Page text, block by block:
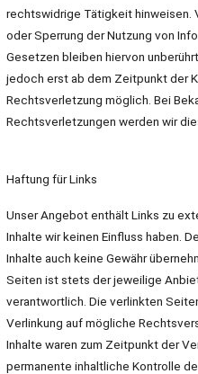
rechtswidrige Tätigkeit hinweisen.
oder Sperrung der Nutzung von
Gesetzen bleiben hiervon
jedoch erst ab dem Zeitpunkt der
Rechtsverletzung möglich. Bei
Rechtsverletzungen werden wir
Haftung für Links
Unser Angebot enthält Links zu
Inhalte wir keinen Einfluss haben.
Inhalte auch keine Gewähr
Seiten ist stets der jeweilige
verantwortlich. Die verlinkten
Verlinkung auf mögliche
Inhalte waren zum Zeitpunkt der
permanente inhaltliche Kontrolle